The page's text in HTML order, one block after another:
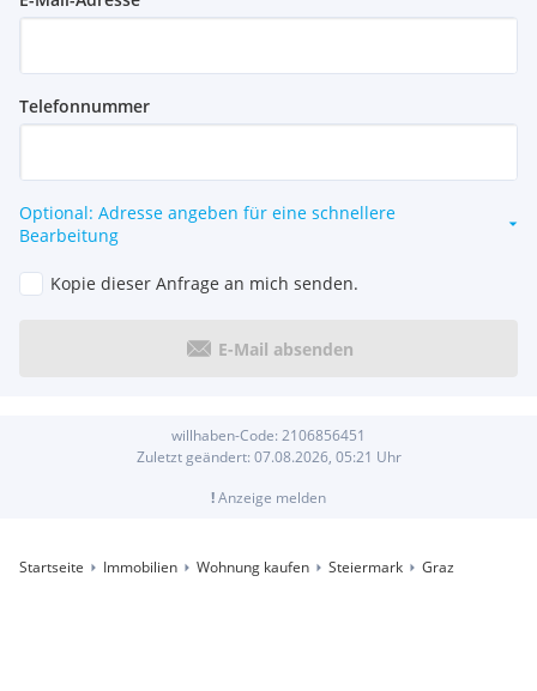
Telefonnummer
Optional: Adresse angeben für eine schnellere
Bearbeitung
Kopie dieser Anfrage an mich senden.
E-Mail absenden
willhaben-Code: 2106856451
Zuletzt geändert: 07.08.2026, 05:21 Uhr
!Anzeige melden
Startseite Immobilien Wohnung kaufen Steiermark Graz